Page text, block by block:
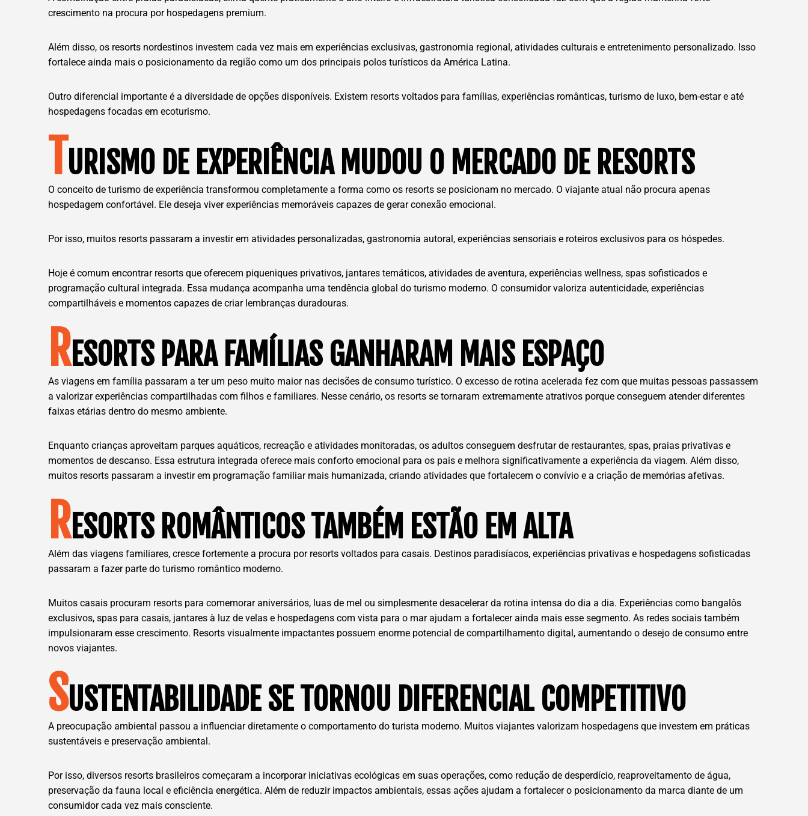
crescimento na procura por hospedagens premium.
Além disso, os resorts nordestinos investem cada vez mais em experiências exclusivas, gastronomia regional, atividades culturais e entretenimento personalizado. Isso
fortalece ainda mais o posicionamento da região como um dos principais polos turísticos da América Latina.
Outro diferencial importante é a diversidade de opções disponíveis. Existem resorts voltados para famílias, experiências românticas, turismo de luxo, bem-estar e até
hospedagens focadas em ecoturismo.
TURISMO DE EXPERIÊNCIA MUDOU O MERCADO DE RESORTS
O conceito de turismo de experiência transformou completamente a forma como os resorts se posicionam no mercado. O viajante atual não procura apenas
hospedagem confortável. Ele deseja viver experiências memoráveis capazes de gerar conexão emocional.
Por isso, muitos resorts passaram a investir em atividades personalizadas, gastronomia autoral, experiências sensoriais e roteiros exclusivos para os hóspedes.
Hoje é comum encontrar resorts que oferecem piqueniques privativos, jantares temáticos, atividades de aventura, experiências wellness, spas sofisticados e
programação cultural integrada. Essa mudança acompanha uma tendência global do turismo moderno. O consumidor valoriza autenticidade, experiências
compartilháveis e momentos capazes de criar lembranças duradouras.
RESORTS PARA FAMÍLIAS GANHARAM MAIS ESPAÇO
As viagens em família passaram a ter um peso muito maior nas decisões de consumo turístico. O excesso de rotina acelerada fez com que muitas pessoas passassem
a valorizar experiências compartilhadas com filhos e familiares. Nesse cenário, os resorts se tornaram extremamente atrativos porque conseguem atender diferentes
faixas etárias dentro do mesmo ambiente.
Enquanto crianças aproveitam parques aquáticos, recreação e atividades monitoradas, os adultos conseguem desfrutar de restaurantes, spas, praias privativas e
momentos de descanso. Essa estrutura integrada oferece mais conforto emocional para os pais e melhora significativamente a experiência da viagem. Além disso,
muitos resorts passaram a investir em programação familiar mais humanizada, criando atividades que fortalecem o convívio e a criação de memórias afetivas.
RESORTS ROMÂNTICOS TAMBÉM ESTÃO EM ALTA
Além das viagens familiares, cresce fortemente a procura por resorts voltados para casais. Destinos paradisíacos, experiências privativas e hospedagens sofisticadas
passaram a fazer parte do turismo romântico moderno.
Muitos casais procuram resorts para comemorar aniversários, luas de mel ou simplesmente desacelerar da rotina intensa do dia a dia. Experiências como bangalôs
exclusivos, spas para casais, jantares à luz de velas e hospedagens com vista para o mar ajudam a fortalecer ainda mais esse segmento. As redes sociais também
impulsionaram esse crescimento. Resorts visualmente impactantes possuem enorme potencial de compartilhamento digital, aumentando o desejo de consumo entre
novos viajantes.
SUSTENTABILIDADE SE TORNOU DIFERENCIAL COMPETITIVO
A preocupação ambiental passou a influenciar diretamente o comportamento do turista moderno. Muitos viajantes valorizam hospedagens que investem em práticas
sustentáveis e preservação ambiental.
Por isso, diversos resorts brasileiros começaram a incorporar iniciativas ecológicas em suas operações, como redução de desperdício, reaproveitamento de água,
preservação da fauna local e eficiência energética. Além de reduzir impactos ambientais, essas ações ajudam a fortalecer o posicionamento da marca diante de um
consumidor cada vez mais consciente.